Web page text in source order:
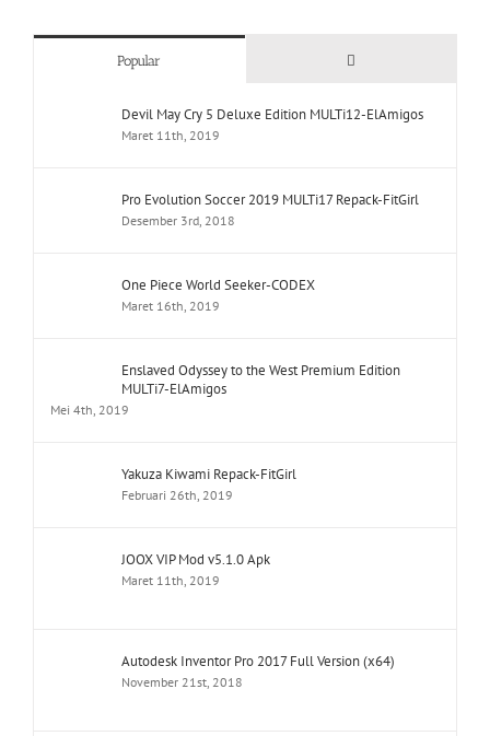
Popular Comments
Devil May Cry 5 Deluxe Edition MULTi12-ElAmigos
Maret 11th, 2019
Pro Evolution Soccer 2019 MULTi17 Repack-FitGirl
Desember 3rd, 2018
One Piece World Seeker-CODEX
Maret 16th, 2019
Enslaved Odyssey to the West Premium Edition
MULTi7-ElAmigos
Mei 4th, 2019
Yakuza Kiwami Repack-FitGirl
Februari 26th, 2019
JOOX VIP Mod v5.1.0 Apk
Maret 11th, 2019
Autodesk Inventor Pro 2017 Full Version (x64)
November 21st, 2018